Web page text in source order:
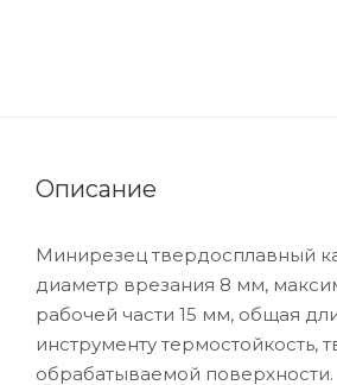
Описание
Минирезец твердосплавный
диаметр врезания 8 мм,
рабочей части 15 мм, общая
инструменту термостойкость,
обрабатываемой поверхности.